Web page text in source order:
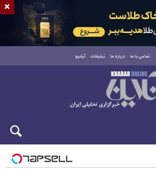
تماس با ما درباره ما تبلیغات آرشیو
×